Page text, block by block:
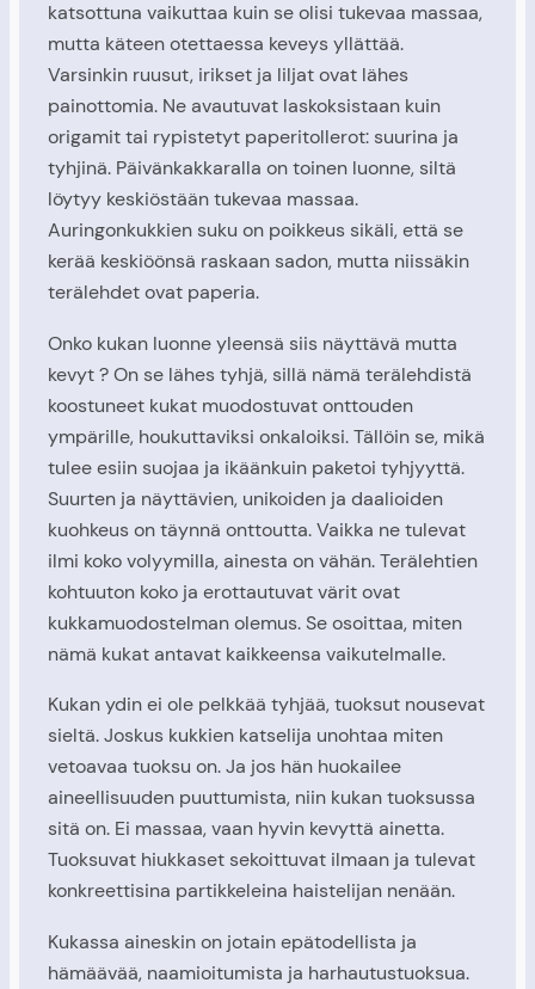
katsottuna vaikuttaa kuin se olisi tukevaa massaa,
mutta käteen otettaessa keveys yllättää.
Varsinkin ruusut, irikset ja liljat ovat lähes
painottomia. Ne avautuvat laskoksistaan kuin
origamit tai rypistetyt paperitollerot: suurina ja
tyhjinä. Päivänkakkaralla on toinen luonne, siltä
löytyy keskiöstään tukevaa massaa.
Auringonkukkien suku on poikkeus sikäli, että se
kerää keskiöönsä raskaan sadon, mutta niissäkin
terälehdet ovat paperia.
Onko kukan luonne yleensä siis näyttävä mutta
kevyt ? On se lähes tyhjä, sillä nämä terälehdistä
koostuneet kukat muodostuvat onttouden
ympärille, houkuttaviksi onkaloiksi. Tällöin se, mikä
tulee esiin suojaa ja ikäänkuin paketoi tyhjyyttä.
Suurten ja näyttävien, unikoiden ja daalioiden
kuohkeus on täynnä onttoutta. Vaikka ne tulevat
ilmi koko volyymilla, ainesta on vähän. Terälehtien
kohtuuton koko ja erottautuvat värit ovat
kukkamuodostelman olemus. Se osoittaa, miten
nämä kukat antavat kaikkeensa vaikutelmalle.
Kukan ydin ei ole pelkkää tyhjää, tuoksut nousevat
sieltä. Joskus kukkien katselija unohtaa miten
vetoavaa tuoksu on. Ja jos hän huokailee
aineellisuuden puuttumista, niin kukan tuoksussa
sitä on. Ei massaa, vaan hyvin kevyttä ainetta.
Tuoksuvat hiukkaset sekoittuvat ilmaan ja tulevat
konkreettisina partikkeleina haistelijan nenään.
Kukassa aineskin on jotain epätodellista ja
hämäävää, naamioitumista ja harhautustuoksua.